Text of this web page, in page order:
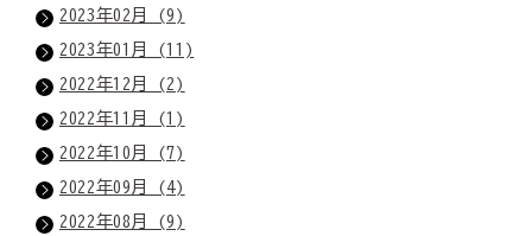
2023年02月 (9)
2023年01月 (11)
2022年12月 (2)
2022年11月 (1)
2022年10月 (7)
2022年09月 (4)
2022年08月 (9)